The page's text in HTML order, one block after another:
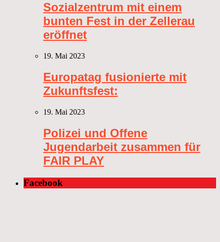
Sozialzentrum mit einem
bunten Fest in der Zellerau
eröffnet
19. Mai 2023
Europatag fusionierte mit
Zukunftsfest:
19. Mai 2023
Polizei und Offene
Jugendarbeit zusammen für
FAIR PLAY
Facebook